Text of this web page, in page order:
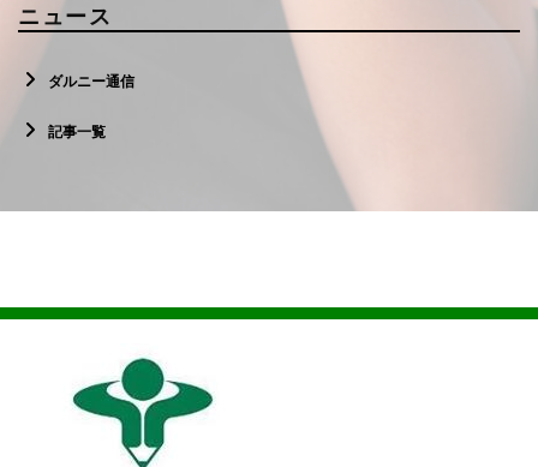
ニュース
ダルニー通信
記事一覧